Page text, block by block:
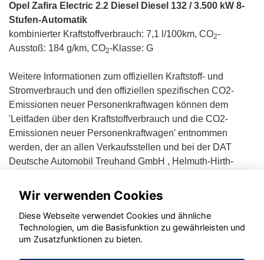
Opel Zafira Electric 2.2 Diesel Diesel 132 / 3.500 kW 8-
Stufen-Automatik
kombinierter Kraftstoffverbrauch: 7,1 l/100km, CO2-
Ausstoß: 184 g/km, CO2-Klasse: G
Weitere Informationen zum offiziellen Kraftstoff- und
Stromverbrauch und den offiziellen spezifischen CO2-
Emissionen neuer Personenkraftwagen können dem
'Leitfaden über den Kraftstoffverbrauch und die CO2-
Emissionen neuer Personenkraftwagen' entnommen
werden, der an allen Verkaufsstellen und bei der DAT
Deutsche Automobil Treuhand GmbH , Helmuth-Hirth-
© konjunkturmotor.de GmbH 2020 - 2026
Wir verwenden Cookies
Diese Webseite verwendet Cookies und ähnliche
Technologien, um die Basisfunktion zu gewährleisten und
um Zusatzfunktionen zu bieten.